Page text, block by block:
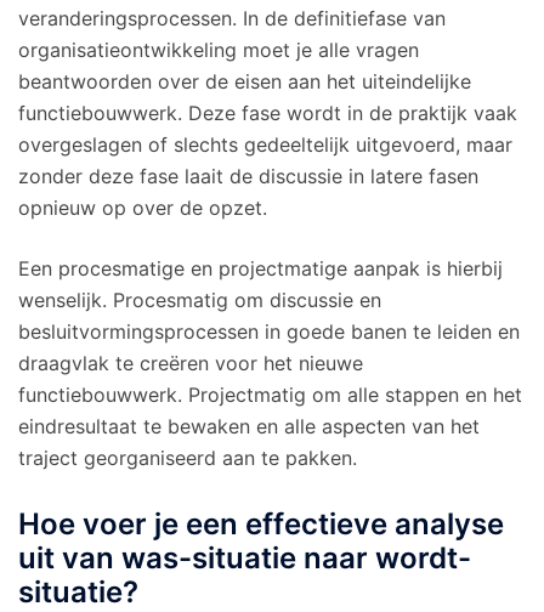
veranderingsprocessen. In de definitiefase van
organisatieontwikkeling moet je alle vragen
beantwoorden over de eisen aan het uiteindelijke
functiebouwwerk. Deze fase wordt in de praktijk vaak
overgeslagen of slechts gedeeltelijk uitgevoerd, maar
zonder deze fase laait de discussie in latere fasen
opnieuw op over de opzet.
Een procesmatige en projectmatige aanpak is hierbij
wenselijk. Procesmatig om discussie en
besluitvormingsprocessen in goede banen te leiden en
draagvlak te creëren voor het nieuwe
functiebouwwerk. Projectmatig om alle stappen en het
eindresultaat te bewaken en alle aspecten van het
traject georganiseerd aan te pakken.
Hoe voer je een effectieve analyse
uit van was-situatie naar wordt-
situatie?